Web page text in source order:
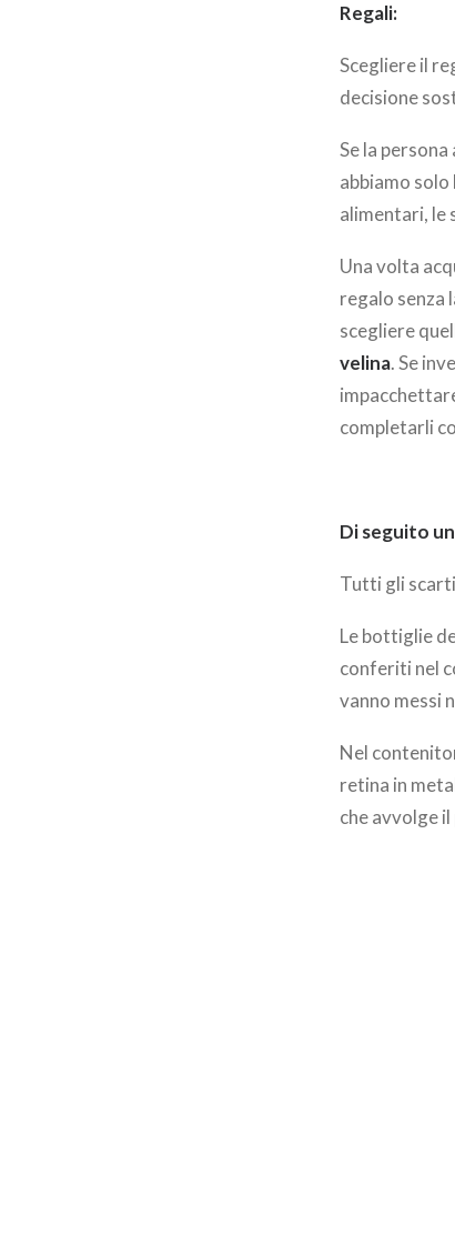
Regali:
Scegliere il
decisione
Se la
abbiamo solo
alimentari, le
Una volta
regalo senza
scegliere
velina. Se
completarli
Di seguito
Tutti gli
Le bottiglie
conferiti nel
vanno messi
Nel
retina in
che avvolge